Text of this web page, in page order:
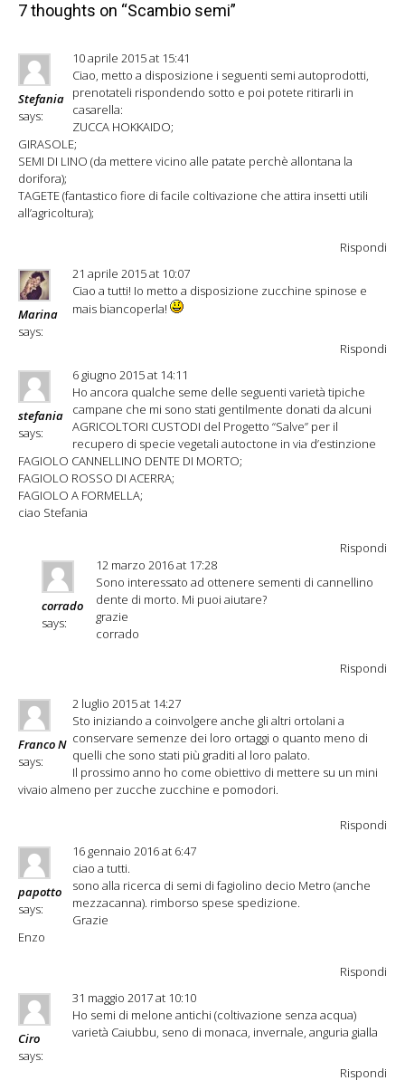
7 thoughts on “Scambio semi”
Stefania
says:
10 aprile 2015 at 15:41
Ciao, metto a disposizione i seguenti semi autoprodotti,
prenotateli rispondendo sotto e poi potete ritirarli in
casarella:
ZUCCA HOKKAIDO;
GIRASOLE;
SEMI DI LINO (da mettere vicino alle patate perchè allontana la
dorifora);
TAGETE (fantastico fiore di facile coltivazione che attira insetti utili
all’agricoltura);
Rispondi
Marina
says:
21 aprile 2015 at 10:07
Ciao a tutti! Io metto a disposizione zucchine spinose e
mais biancoperla!
Rispondi
stefania
says:
6 giugno 2015 at 14:11
Ho ancora qualche seme delle seguenti varietà tipiche
campane che mi sono stati gentilmente donati da alcuni
AGRICOLTORI CUSTODI del Progetto “Salve” per il
recupero di specie vegetali autoctone in via d’estinzione
FAGIOLO CANNELLINO DENTE DI MORTO;
FAGIOLO ROSSO DI ACERRA;
FAGIOLO A FORMELLA;
ciao Stefania
Rispondi
corrado
says:
12 marzo 2016 at 17:28
Sono interessato ad ottenere sementi di cannellino
dente di morto. Mi puoi aiutare?
grazie
corrado
Rispondi
Franco N
says:
2 luglio 2015 at 14:27
Sto iniziando a coinvolgere anche gli altri ortolani a
conservare semenze dei loro ortaggi o quanto meno di
quelli che sono stati più graditi al loro palato.
Il prossimo anno ho come obiettivo di mettere su un mini
vivaio almeno per zucche zucchine e pomodori.
Rispondi
papotto
says:
16 gennaio 2016 at 6:47
ciao a tutti.
sono alla ricerca di semi di fagiolino decio Metro (anche
mezzacanna). rimborso spese spedizione.
Grazie
Enzo
Rispondi
Ciro
says:
31 maggio 2017 at 10:10
Ho semi di melone antichi (coltivazione senza acqua)
varietà Caiubbu, seno di monaca, invernale, anguria gialla
Rispondi